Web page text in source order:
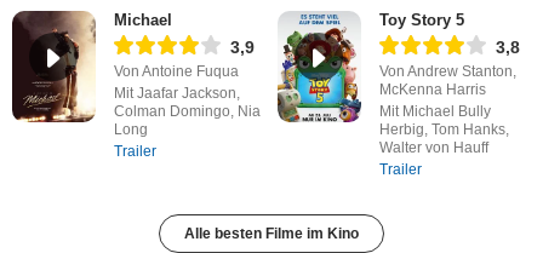
Michael
3,9
Von Antoine Fuqua
Mit Jaafar Jackson,
Colman Domingo, Nia
Long
Trailer
Toy Story 5
3,8
Von Andrew Stanton,
McKenna Harris
Mit Michael Bully
Herbig, Tom Hanks,
Walter von Hauff
Trailer
Alle besten Filme im Kino